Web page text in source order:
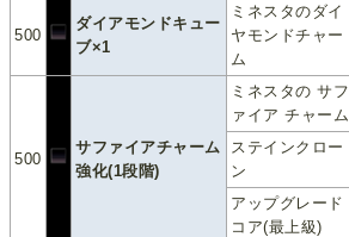
500
ダイアモンドキュー
ブ×1
ミネスタのダイ
ヤモンドチャー
ム
500
サファイアチャーム
強化(1段階)
ミネスタの サフ
ァイア チャーム
ステインクロー
ン
アップグレード
コア(最上級)